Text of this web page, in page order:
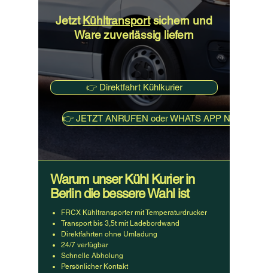
Jetzt Kühltransportsichern und
Ware zuverlässig liefern
👉 Direktfahrt Kühlkurier
👉 JETZT ANRUFEN oder WHATS APP Nachricht.:
Warum unser Kühl Kurier in
Berlin die bessere Wahl ist
FRCX Kühltransporter mit Temperaturdrucker
Transport bis 3,5t mit Ladebordwand
Direktfahrten ohne Umladung
24/7 verfügbar
Schnelle Abholung
Persönlicher Kontakt